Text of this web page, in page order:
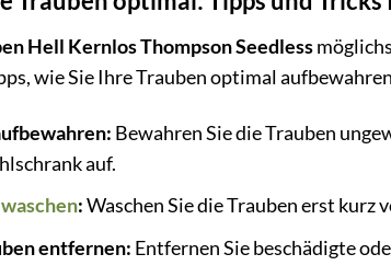
Hell Kernlos Thompson Seedless
wie Sie Ihre Trauben optimal
Bewahren Sie die Trauben
auf.
waschen:Waschen Sie die Trauben erst kurz
entfernen: Entfernen Sie beschädigte